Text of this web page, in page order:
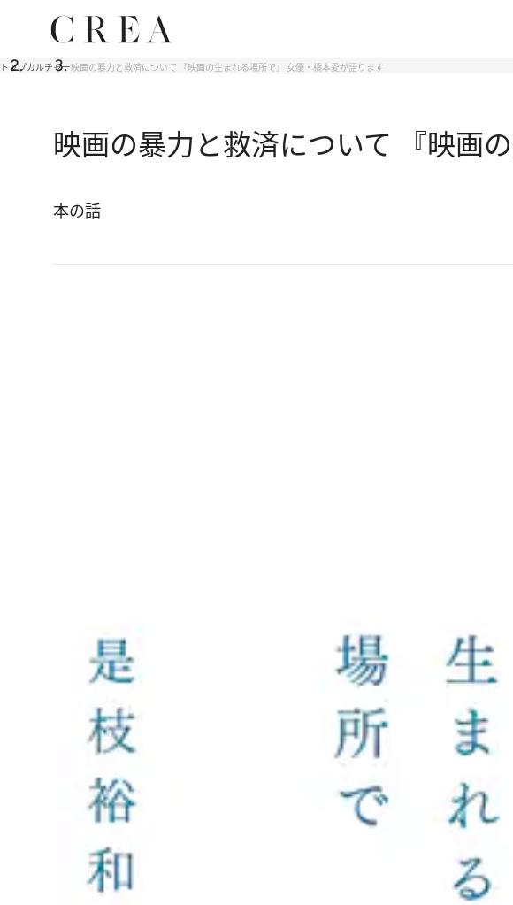
トップカルチャー映画の暴力と救済について 『映画の生まれる場所で』 女優・橋本愛が語ります
映画の暴力と救済について 『映画
本の話